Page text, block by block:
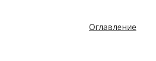
Оглавление